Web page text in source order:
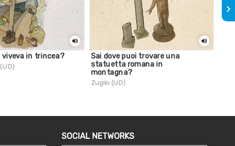
viveva in trincea?
Sai dove puoi trovare una
statuetta romana in
montagna?
Zuglio (UD)
keyboard_arrow_right
SOCIAL NETWORKS